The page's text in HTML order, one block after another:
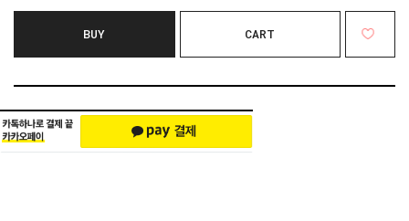
BUY CART